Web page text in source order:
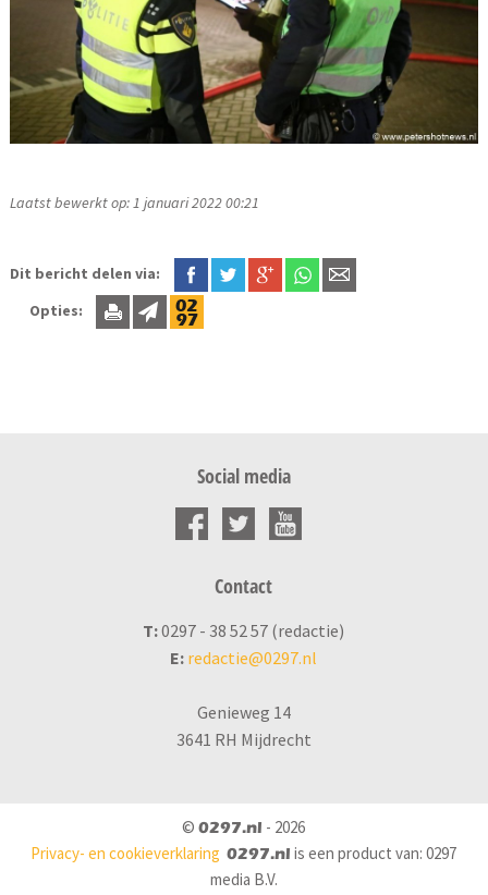
Laatst bewerkt op: 1 januari 2022 00:21
Dit bericht delen via:
Opties:
Social media
Contact
T:0297 - 38 52 57 (redactie)
E: redactie@0297.nl
Genieweg 14
3641 RH Mijdrecht
©0297.nl - 2026
Privacy- en cookieverklaring 0297.nl is een product van: 0297
media B.V.